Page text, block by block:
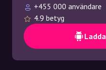
+455 000 användare
4.9 betyg